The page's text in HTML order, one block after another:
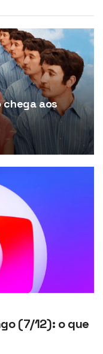
chega aos
(7/12): o que